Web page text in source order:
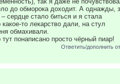
до обморока доходит. А однажды,
сердце стало биться и я стала
то лекарство дали, на стул
обмахивали.
понаписано просто чёрный пиар!
Ответить/дополнить